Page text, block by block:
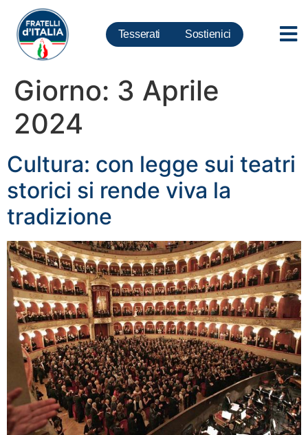
Tesserati Sostienici
Giorno: 3 Aprile
2024
Cultura: con legge sui teatri
storici si rende viva la
tradizione